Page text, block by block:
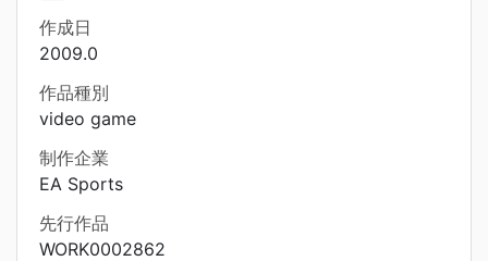
作成日
2009.0
作品種別
video game
制作企業
EA Sports
先行作品
WORK0002862